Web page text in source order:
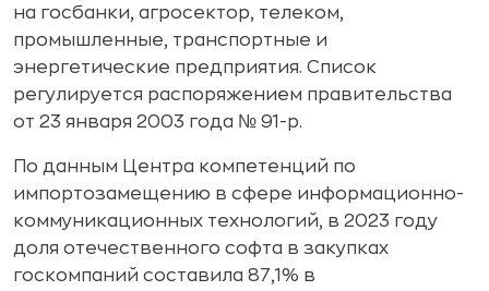
на госбанки, агросектор, телеком,
промышленные, транспортные и
энергетические предприятия. Список
регулируется распоряжением правительства
от 23 января 2003 года № 91-р.
По данным Центра компетенций по
импортозамещению в сфере информационно-
коммуникационных технологий, в 2023 году
доля отечественного софта в закупках
госкомпаний составила 87,1% в